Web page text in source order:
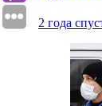
2 года